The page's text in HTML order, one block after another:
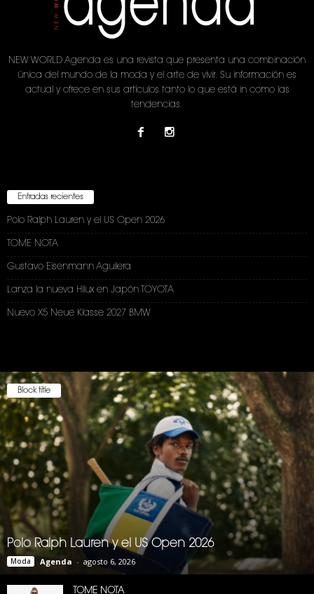
NEW WORLD Agenda es una revista que presenta una combinación
única del mundo de la moda y el arte de vivir. Su información es
actual y ofrece en sus artículos tanto lo que está in como las
tendencias.
Entradas recientes
Polo Ralph Lauren y el US Open 2026
TOME NOTA
Gustavo Eisenmann Aguilera
Lanza la nueva Hilux en Japón TOYOTA
Nuevo X5 Neue Klasse 2027 BMW
Block title
Polo Ralph Lauren y el US Open 2026
Moda Agenda - agosto 6, 2026
TOME NOTA